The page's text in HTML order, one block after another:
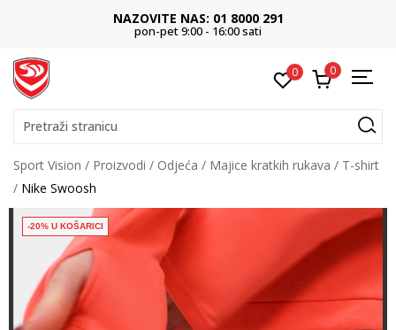
NAZOVITE NAS: 01 8000 291
pon-pet 9:00 - 16:00 sati
0 0
Pretraži stranicu
Sport Vision Proizvodi Odjeća Majice kratkih rukava
T-shirt
Nike Swoosh
-20% U KOŠARICI